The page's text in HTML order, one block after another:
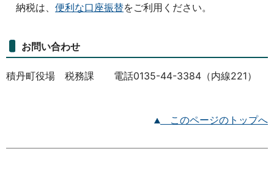
納税は、 便利な口座振替をご利用ください。
お問い合わせ
積丹町役場 税務課 電話0135-44-3384（内線221）
このページのトップへ